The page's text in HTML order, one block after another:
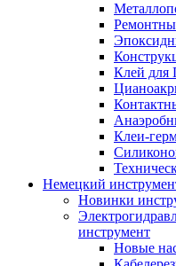
Клей
Клеи-
Немецкий
Новинки
инструмент
Новые